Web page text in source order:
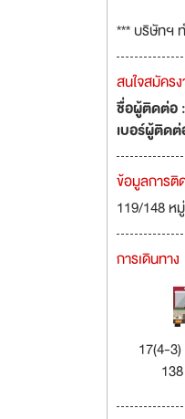
*** บริษัทฯ
สนใจสมัคร
ชื่อผู้ติดต่อ :
เบอร์ผู้ติด
ข้อมูลการ
119/148 ห
การเดินทาง
17(4-